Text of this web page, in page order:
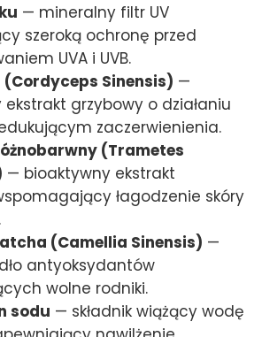
— mineralny filtr UV
szeroką ochronę przed
UVA i UVB.
Sinensis) —
grzybowy o działaniu
zaczerwienienia.
(Trametes
— bioaktywny ekstrakt
łagodzenie skóry
(Camellia Sinensis) —
antyoksydantów
wolne rodniki.
sodu — składnik wiążący wodę